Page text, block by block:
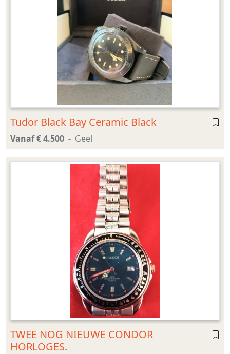
Tudor Black Bay Ceramic Black
Vanaf € 4.500 Geel
TWEE NOG NIEUWE CONDOR
HORLOGES.